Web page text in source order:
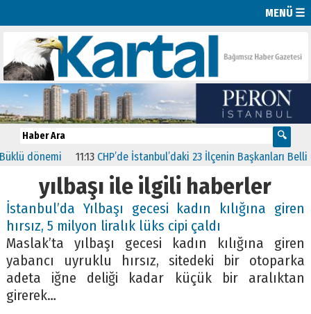
MENÜ ☰
dönemi 11:13 CHP’de İstanbul’daki 23 İlçenin Başkanları Belli
yılbaşı ile ilgili haberler
İstanbul’da Yılbaşı gecesi kadın kılığına giren
hırsız, 5 milyon liralık lüks cipi çaldı
Maslak’ta yılbaşı gecesi kadın kılığına giren
yabancı uyruklu hırsız, sitedeki bir otoparka
adeta iğne deliği kadar küçük bir aralıktan
girerek…